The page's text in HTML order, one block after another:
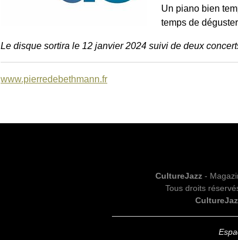
Un piano bien
temps de
Le disque sortira le 12 janvier 2024 suivi de deux
www.pierredebethmann.fr
CultureJazz-
Tous droits